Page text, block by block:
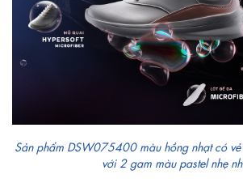
Sản phẩm DSW075400 màu hồng nhạt có
với 2 gam màu pastel nhẹ